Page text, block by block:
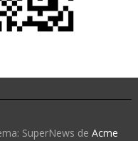
SuperNews de Acme